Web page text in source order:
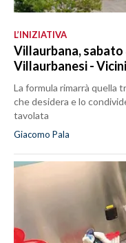
L’INIZIATIVA
Villaurbana, sabato
Villaurbanesi -
La formula rimarrà quella
che desidera e lo
tavolata
Giacomo Pala